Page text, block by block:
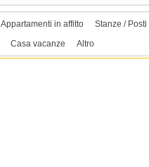
Appartamenti in affitto
Stanze / Posti
Casa vacanze Altro